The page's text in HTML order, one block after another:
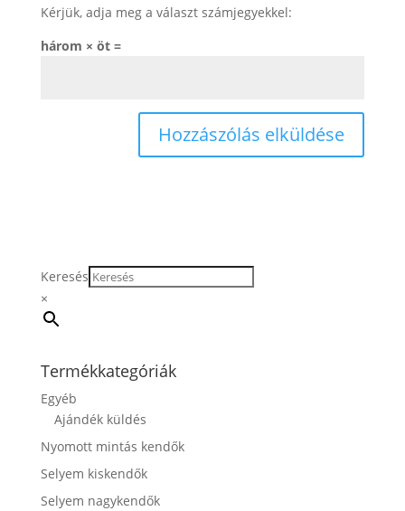
Kérjük, adja meg a választ számjegyekkel:
három × öt =
Keresés
×
Termékkategóriák
Egyéb
Ajándék küldés
Nyomott mintás kendők
Selyem kiskendők
Selyem nagykendők